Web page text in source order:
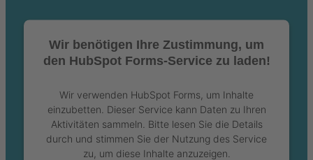
Wir benötigen Ihre Zustimmung, um
den HubSpot Forms-Service zu laden!
Wir verwenden HubSpot Forms, um Inhalte
einzubetten. Dieser Service kann Daten zu Ihren
Aktivitäten sammeln. Bitte lesen Sie die Details
durch und stimmen Sie der Nutzung des Service
zu, um diese Inhalte anzuzeigen.